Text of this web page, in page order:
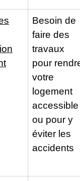
Besoin de
faire des
travaux
pour
votre
logement
accessible
ou pour y
éviter les
accidents